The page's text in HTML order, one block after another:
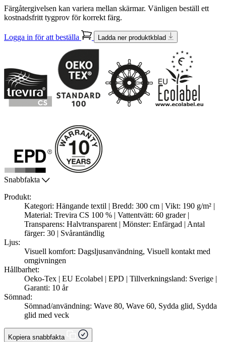
Färgåtergivelsen kan variera mellan skärmar. Vänligen beställ ett
kostnadsfritt tygprov för korrekt färg.
Logga in för att beställa Ladda ner produktkblad
Snabbfakta
Produkt:
Kategori: Hängande textil | Bredd: 300 cm | Vikt: 190 g/m² |
Material: Trevira CS 100 % | Vattentvätt: 60 grader |
Transparens: Halvtransparent | Mönster: Enfärgad | Antal
färger: 30 | Svårantändlig
Ljus:
Visuell komfort: Dagsljusanvändning, Visuell kontakt med
omgivningen
Hållbarhet:
Oeko-Tex | EU Ecolabel | EPD | Tillverkningsland: Sverige |
Garanti: 10 år
Sömnad:
Sömnad/användning: Wave 80, Wave 60, Sydda glid, Sydda
glid med veck
Kopiera snabbfakta